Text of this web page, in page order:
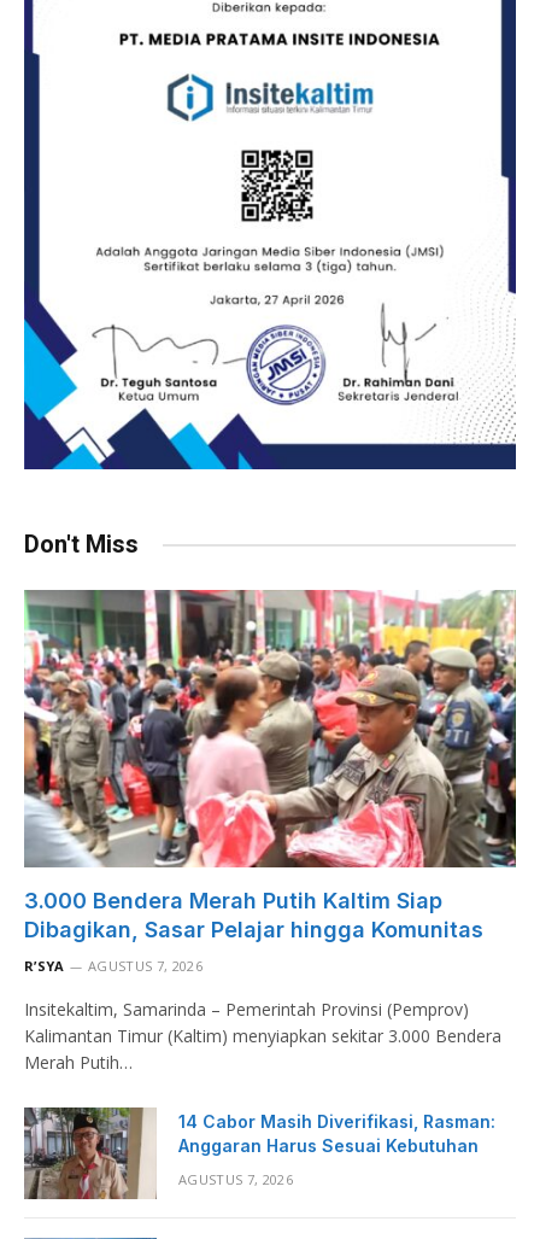
Don't Miss
3.000 Bendera Merah Putih Kaltim Siap
Dibagikan, Sasar Pelajar hingga Komunitas
R’SYA AGUSTUS 7, 2026
Insitekaltim, Samarinda – Pemerintah Provinsi (Pemprov)
Kalimantan Timur (Kaltim) menyiapkan sekitar 3.000 Bendera
Merah Putih…
14 Cabor Masih Diverifikasi, Rasman:
Anggaran Harus Sesuai Kebutuhan
AGUSTUS 7, 2026